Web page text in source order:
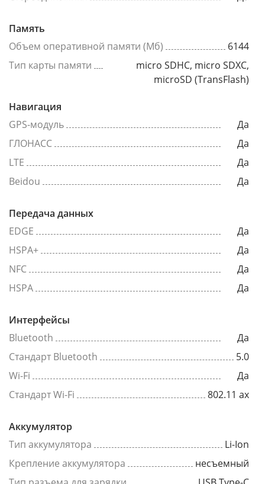
Память
Объем оперативной памяти (Мб)
6144
Тип карты памяти
micro SDHC, micro SDXC,
microSD (TransFlash)
Навигация
GPS-модуль
Да
ГЛОНАСС
Да
LTE
Да
Beidou
Да
Передача данных
EDGE
Да
HSPA+
Да
NFC
Да
HSPA
Да
Интерфейсы
Bluetooth
Да
Стандарт Bluetooth
5.0
Wi-Fi
Да
Стандарт Wi-Fi
802.11 ax
Аккумулятор
Тип аккумулятора
Li-Ion
Крепление аккумулятора
несъемный